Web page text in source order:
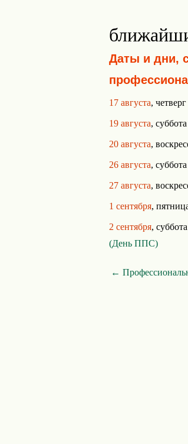
Даты и дни,
17 августа,
19 августа,
20 августа,
26 августа,
27 августа,
1 сентября,
2 сентября,
(День ППС)
←